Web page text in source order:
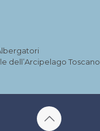
dell’Arcipelago Toscano